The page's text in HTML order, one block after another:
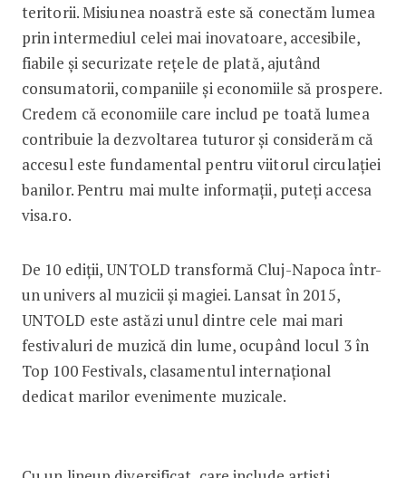
teritorii. Misiunea noastră este să conectăm lumea
prin intermediul celei mai inovatoare, accesibile,
fiabile și securizate rețele de plată, ajutând
consumatorii, companiile și economiile să prospere.
Credem că economiile care includ pe toată lumea
contribuie la dezvoltarea tuturor și considerăm că
accesul este fundamental pentru viitorul circulației
banilor. Pentru mai multe informaţii, puteţi accesa
visa.ro.
De 10 ediții, UNTOLD transformă Cluj-Napoca într-
un univers al muzicii și magiei. Lansat în 2015,
UNTOLD este astăzi unul dintre cele mai mari
festivaluri de muzică din lume, ocupând locul 3 în
Top 100 Festivals, clasamentul internațional
dedicat marilor evenimente muzicale.